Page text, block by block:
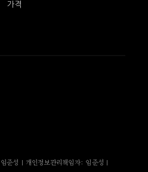
가격
성 | 개인정보관리책임자: 임준성 |